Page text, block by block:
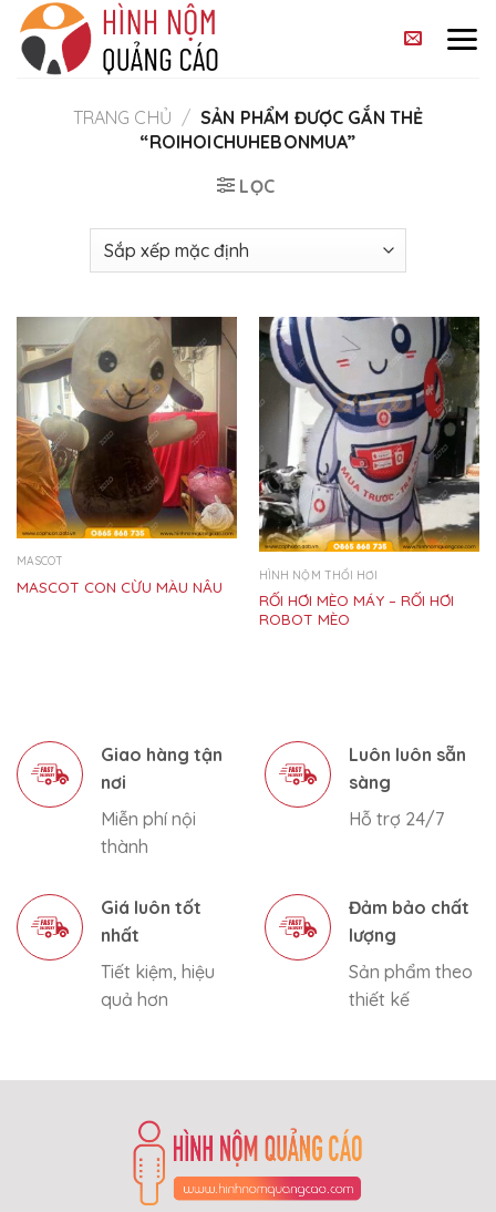
Skip
content
TRANG CHỦ / SẢN PHẨM ĐƯỢC GẮN THẺ
“ROIHOICHUHEBONMUA”
LỌC
MASCOT
MASCOT CON CỪU MÀU NÂU
HÌNH NỘM THỔI HƠI
RỐI HƠI MÈO MÁY – RỐI HƠI
ROBOT MÈO
Giao hàng tận
nơi
Miễn phí nội
thành
Luôn luôn sẵn
sàng
Hỗ trợ 24/7
Giá luôn tốt
nhất
Tiết kiệm, hiệu
quả hơn
Đảm bảo chất
lượng
Sản phẩm theo
thiết kế